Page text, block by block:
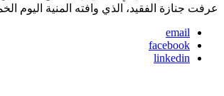
عرفت جنازة الفقيد، الذي وافته المنية اليوم الخميس عن عمر ناهز 73 سنة، حضور
email
facebook
linkedin